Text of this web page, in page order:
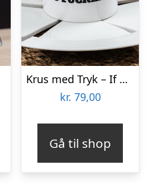
Krus med Tryk – If Dad Can’t Fix It
kr. 79,00
Gå til shop